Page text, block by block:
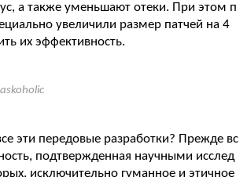
а также уменьшают отеки. При этом п
увеличили размер патчей на 4
их эффективность.
эти передовые разработки? Прежде вс
подтвержденная научными исслед
исключительно гуманное и этичное